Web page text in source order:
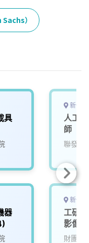
）
具
器
新竹
人工
師
聯發科
新竹
工研
影像
財團法